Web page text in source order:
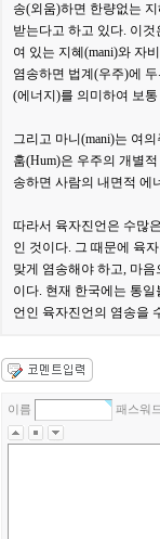
송(외움)하면 한량없는
받는다고 하고 있다. 이
여 있는 지혜(mani)와 자
염송하면 법계(우주)에
(에너지)를 의미하여 보
그리고 마니(mani)는 여
훔(Hum)은 우주의 개별
송하면 사람의 내면적 에
따라서 육자진언은 수많
인 것이다. 그 때문에 육
맞게 염송해야 하고, 마
이다. 현재 한국에는 통
언인 육자진언의 염송을
이름 패스워